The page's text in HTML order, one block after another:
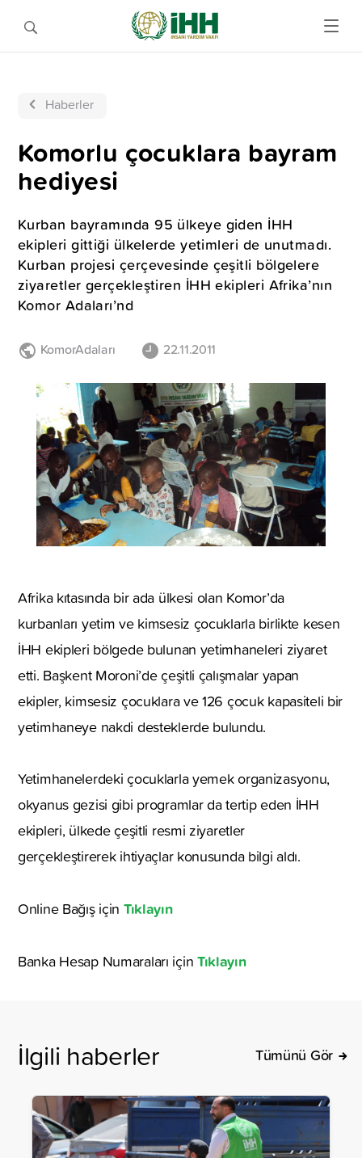
Haberler
Komorlu çocuklara bayram
hediyesi
Kurban bayramında 95 ülkeye giden İHH
ekipleri gittiği ülkelerde yetimleri de unutmadı.
Kurban projesi çerçevesinde çeşitli bölgelere
ziyaretler gerçekleştiren İHH ekipleri Afrika’nın
Komor Adaları’nd
KomorAdaları 22.11.2011
Afrika kıtasında bir ada ülkesi olan Komor’da
kurbanları yetim ve kimsesiz çocuklarla birlikte kesen
İHH ekipleri bölgede bulunan yetimhaneleri ziyaret
etti. Başkent Moroni’de çeşitli çalışmalar yapan
ekipler, kimsesiz çocuklara ve 126 çocuk kapasiteli bir
yetimhaneye nakdi desteklerde bulundu.
Yetimhanelerdeki çocuklarla yemek organizasyonu,
okyanus gezisi gibi programlar da tertip eden İHH
ekipleri, ülkede çeşitli resmi ziyaretler
gerçekleştirerek ihtiyaçlar konusunda bilgi aldı.
Online Bağış için Tıklayın
Banka Hesap Numaraları için Tıklayın
İlgili haberler Tümünü Gör